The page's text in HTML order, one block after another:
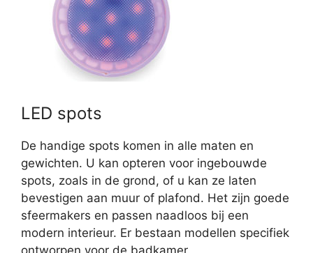
LED spots
De handige spots komen in alle maten en
gewichten. U kan opteren voor ingebouwde
spots, zoals in de grond, of u kan ze laten
bevestigen aan muur of plafond. Het zijn goede
sfeermakers en passen naadloos bij een
modern interieur. Er bestaan modellen specifiek